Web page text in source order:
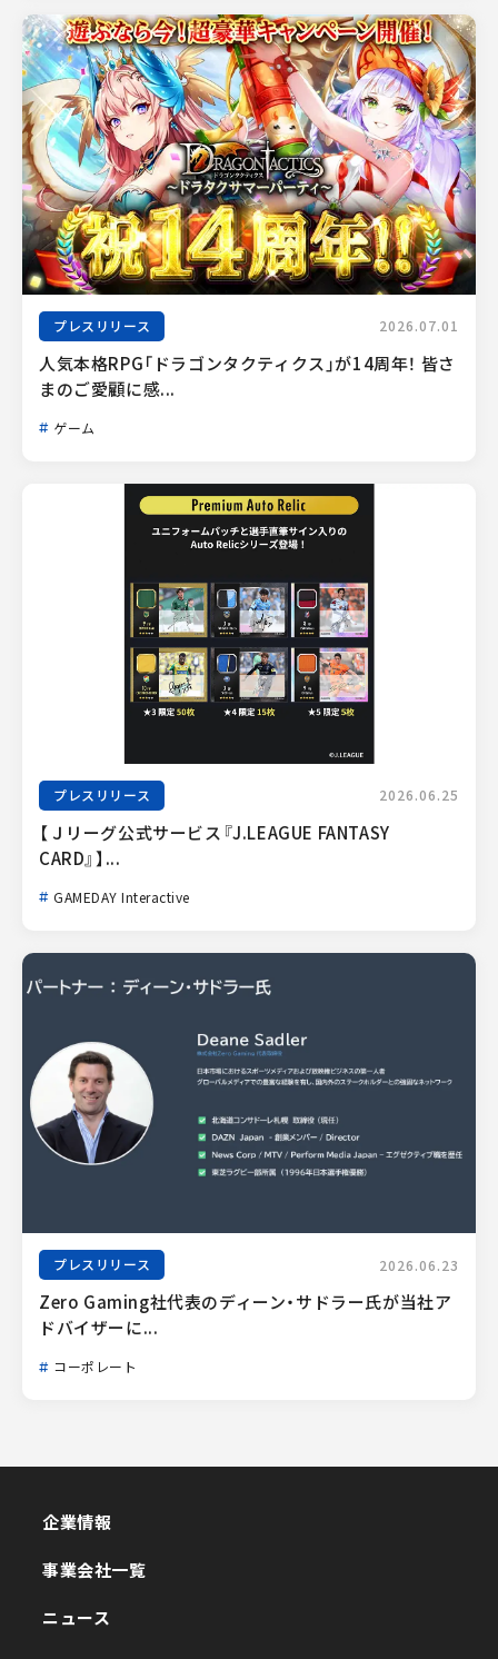
プレスリリース 2026.07.01
人気本格RPG「ドラゴンタクティクス」が14周年！ 皆さ
まのご愛顧に感...
ゲーム
プレスリリース 2026.06.25
【Ｊリーグ公式サービス『J.LEAGUE FANTASY
CARD』】...
GAMEDAY Interactive
プレスリリース 2026.06.23
Zero Gaming社代表のディーン・サドラー氏が当社ア
ドバイザーに...
コーポレート
企業情報
事業会社一覧
ニュース